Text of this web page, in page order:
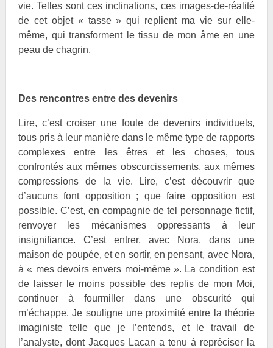
vie. Telles sont ces inclinations, ces images-de-réalité
de cet objet « tasse » qui replient ma vie sur elle-
même, qui transforment le tissu de mon âme en une
peau de chagrin.
Des rencontres entre des devenirs
Lire, c’est croiser une foule de devenirs individuels,
tous pris à leur manière dans le même type de rapports
complexes entre les êtres et les choses, tous
confrontés aux mêmes obscurcissements, aux mêmes
compressions de la vie. Lire, c’est découvrir que
d’aucuns font opposition ; que faire opposition est
possible. C’est, en compagnie de tel personnage fictif,
renvoyer les mécanismes oppressants à leur
insignifiance. C’est entrer, avec Nora, dans une
maison de poupée, et en sortir, en pensant, avec Nora,
à « mes devoirs envers moi-même ». La condition est
de laisser le moins possible des replis de mon Moi,
continuer à fourmiller dans une obscurité qui
m’échappe. Je souligne une proximité entre la théorie
imaginiste telle que je l’entends, et le travail de
l’analyste, dont Jacques Lacan a tenu à repréciser la